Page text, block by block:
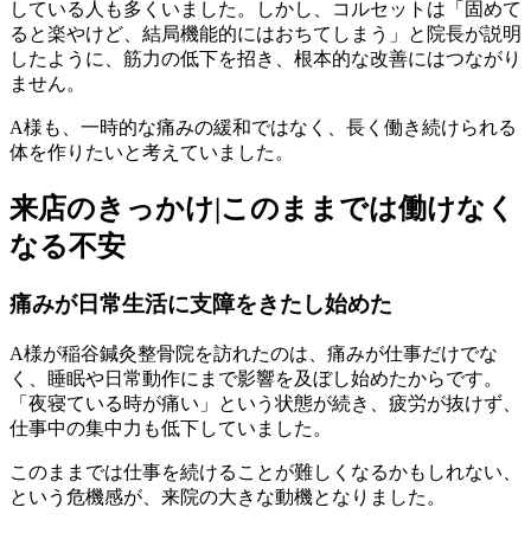
している人も多くいました。しかし、コルセットは「固めて
ると楽やけど、結局機能的にはおちてしまう」と院長が説明
したように、筋力の低下を招き、根本的な改善にはつながり
ません。
A様も、一時的な痛みの緩和ではなく、長く働き続けられる
体を作りたいと考えていました。
来店のきっかけ|このままでは働けなく
なる不安
痛みが日常生活に支障をきたし始めた
A様が稲谷鍼灸整骨院を訪れたのは、痛みが仕事だけでな
く、睡眠や日常動作にまで影響を及ぼし始めたからです。
「夜寝ている時が痛い」という状態が続き、疲労が抜けず、
仕事中の集中力も低下していました。
このままでは仕事を続けることが難しくなるかもしれない、
という危機感が、来院の大きな動機となりました。